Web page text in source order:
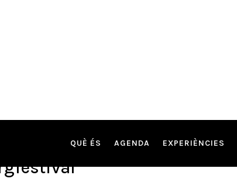
QUÈ ÉS AGENDA EXPERIÈNCIES